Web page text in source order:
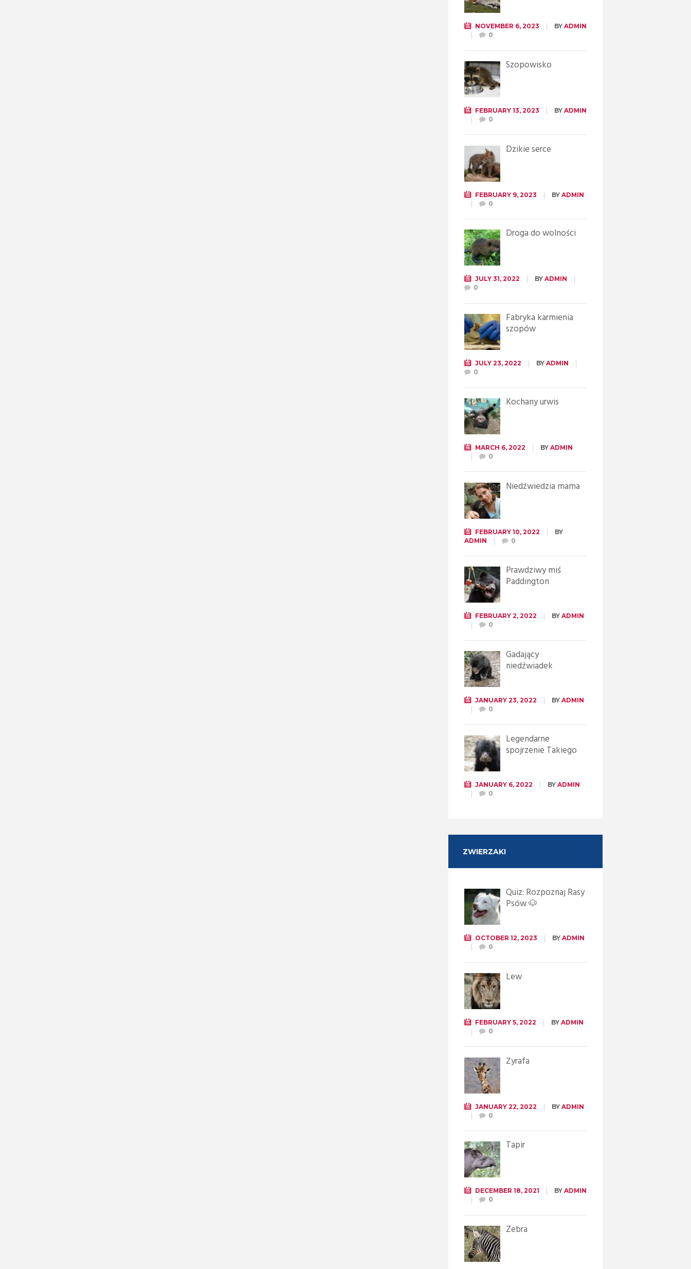
NOVEMBER 6, 2023 BY ADMIN
0
Szopowisko
FEBRUARY 13, 2023 BY ADMIN
0
Dzikie serce
FEBRUARY 9, 2023 BY ADMIN
0
Droga do wolności
JULY 31, 2022 BY ADMIN
0
Fabryka karmienia
szopów
JULY 23, 2022 BY ADMIN
0
Kochany urwis
MARCH 6, 2022 BY ADMIN
0
Niedźwiedzia mama
FEBRUARY 10, 2022
BY
ADMIN
0
Prawdziwy miś
Paddington
FEBRUARY 2, 2022 BY ADMIN
0
Gadający
niedźwiadek
JANUARY 23, 2022 BY ADMIN
0
Legendarne
spojrzenie Takiego
JANUARY 6, 2022 BY ADMIN
0
ZWIERZAKI
Quiz: Rozpoznaj Rasy
Psów 🐶
OCTOBER 12, 2023 BY ADMIN
0
Lew
FEBRUARY 5, 2022 BY ADMIN
0
Żyrafa
JANUARY 22, 2022 BY ADMIN
0
Tapir
DECEMBER 18, 2021 BY ADMIN
0
Zebra